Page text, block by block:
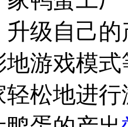
级自己
游戏模
松地进